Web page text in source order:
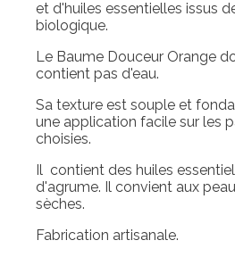
et d'huiles essentielles issus
biologique.
Le Baume Douceur Orange
contient pas d'eau.
Sa texture est souple et
une application facile sur les
choisies.
Il contient des huiles
d'agrume. Il convient aux
sèches.
Fabrication artisanale.